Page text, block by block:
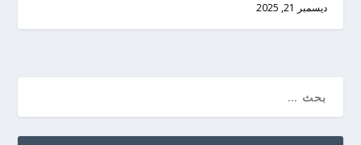
ديسمبر 21, 2025